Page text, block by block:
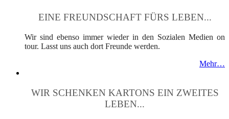
EINE FREUNDSCHAFT FÜRS LEBEN...
Wir sind ebenso immer wieder in den Sozialen Medien on
tour. Lasst uns auch dort Freunde werden.
Mehr…
WIR SCHENKEN KARTONS EIN ZWEITES
LEBEN...